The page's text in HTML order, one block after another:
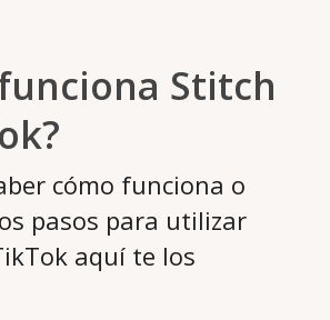
Stitch
cómo funciona o
pasos para utilizar
aquí te los